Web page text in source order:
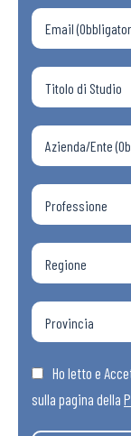
Ho letto e
sulla pagina della